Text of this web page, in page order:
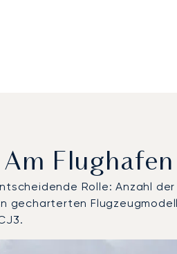
Rolle: Anzahl
nach Anzahl der